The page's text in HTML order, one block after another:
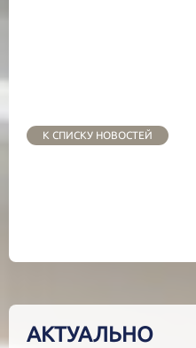
К СПИСКУ НОВОСТЕЙ
АКТУАЛЬНО